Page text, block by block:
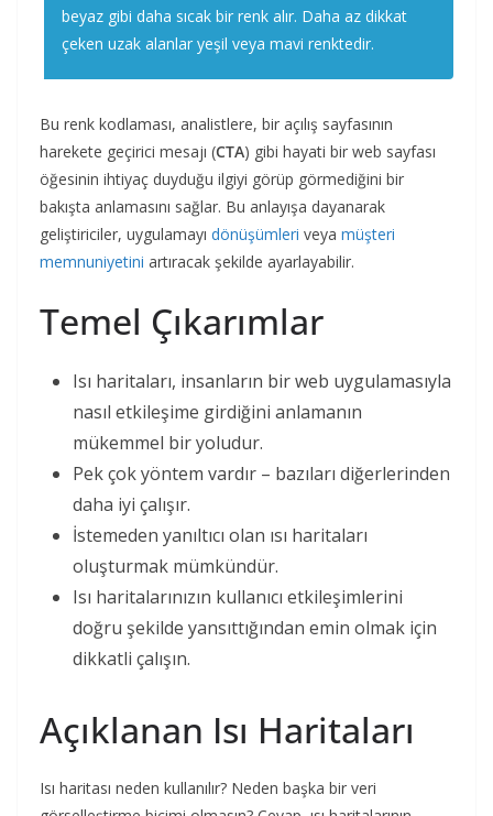
beyaz gibi daha sıcak bir renk alır. Daha az dikkat
çeken uzak alanlar yeşil veya mavi renktedir.
Bu renk kodlaması, analistlere, bir açılış sayfasının
harekete geçirici mesajı (CTA) gibi hayati bir web sayfası
öğesinin ihtiyaç duyduğu ilgiyi görüp görmediğini bir
bakışta anlamasını sağlar. Bu anlayışa dayanarak
geliştiriciler, uygulamayı dönüşümleri veya müşteri
memnuniyetini artıracak şekilde ayarlayabilir.
Temel Çıkarımlar
Isı haritaları, insanların bir web uygulamasıyla
nasıl etkileşime girdiğini anlamanın
mükemmel bir yoludur.
Pek çok yöntem vardır – bazıları diğerlerinden
daha iyi çalışır.
İstemeden yanıltıcı olan ısı haritaları
oluşturmak mümkündür.
Isı haritalarınızın kullanıcı etkileşimlerini
doğru şekilde yansıttığından emin olmak için
dikkatli çalışın.
Açıklanan Isı Haritaları
Isı haritası neden kullanılır? Neden başka bir veri